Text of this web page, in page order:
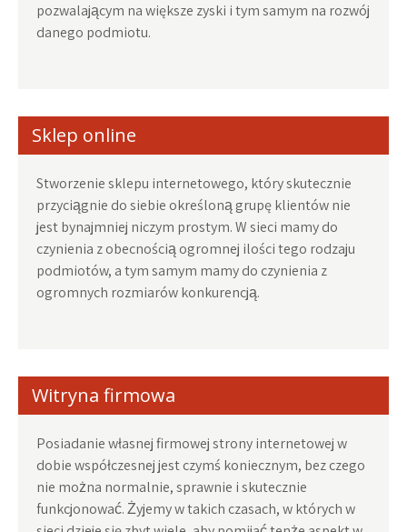
pozwalającym na większe zyski i tym samym na rozwój
danego podmiotu.
Sklep online
Stworzenie sklepu internetowego, który skutecznie
przyciągnie do siebie określoną grupę klientów nie
jest bynajmniej niczym prostym. W sieci mamy do
czynienia z obecnością ogromnej ilości tego rodzaju
podmiotów, a tym samym mamy do czynienia z
ogromnych rozmiarów konkurencją.
Witryna firmowa
Posiadanie własnej firmowej strony internetowej w
dobie współczesnej jest czymś koniecznym, bez czego
nie można normalnie, sprawnie i skutecznie
funkcjonować. Żyjemy w takich czasach, w których w